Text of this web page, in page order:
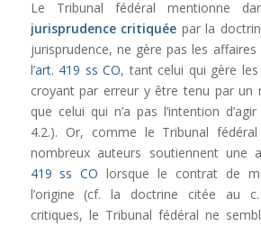
Le Tribunal fédéral mentionne
jurisprudence critiquée par la
jurisprudence, ne gère pas les affaires
l’art. 419 ss CO, tant celui qui gère les
croyant par erreur y être tenu par un
que celui qui n’a pas l’intention
4.2.). Or, comme le Tribunal
nombreux auteurs soutiennent une
419 ss CO lorsque le contrat de
l’origine (cf. la doctrine citée au
critiques, le Tribunal fédéral ne